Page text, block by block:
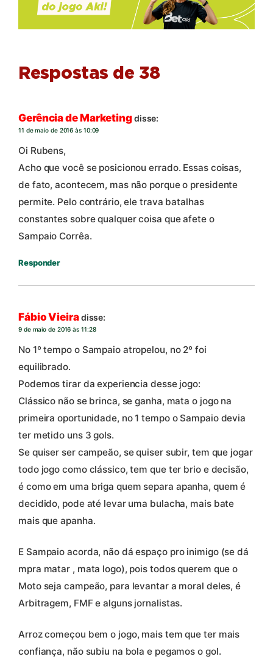
Respostas de 38
Gerência de Marketingdisse:
11 de maio de 2016 às 10:09
Oi Rubens,
Acho que você se posicionou errado. Essas coisas,
de fato, acontecem, mas não porque o presidente
permite. Pelo contrário, ele trava batalhas
constantes sobre qualquer coisa que afete o
Sampaio Corrêa.
Responder
Fábio Vieiradisse:
9 de maio de 2016 às 11:28
No 1º tempo o Sampaio atropelou, no 2º foi
equilibrado.
Podemos tirar da experiencia desse jogo:
Clássico não se brinca, se ganha, mata o jogo na
primeira oportunidade, no 1 tempo o Sampaio devia
ter metido uns 3 gols.
Se quiser ser campeão, se quiser subir, tem que jogar
todo jogo como clássico, tem que ter brio e decisão,
é como em uma briga quem separa apanha, quem é
decidido, pode até levar uma bulacha, mais bate
mais que apanha.
E Sampaio acorda, não dá espaço pro inimigo (se dá
mpra matar , mata logo), pois todos querem que o
Moto seja campeão, para levantar a moral deles, é
Arbitragem, FMF e alguns jornalistas.
Arroz começou bem o jogo, mais tem que ter mais
confiança, não subiu na bola e pegamos o gol.